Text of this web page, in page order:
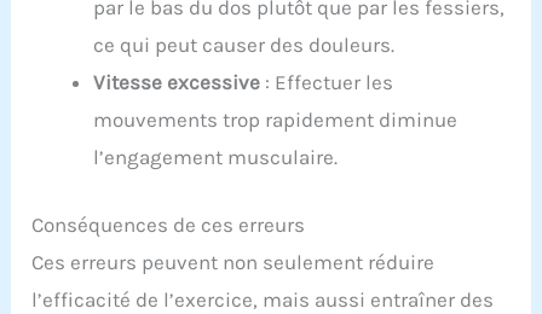
par le bas du dos plutôt que par les fessiers,
ce qui peut causer des douleurs.
Vitesse excessive : Effectuer les
mouvements trop rapidement diminue
l’engagement musculaire.
Conséquences de ces erreurs
Ces erreurs peuvent non seulement réduire
l’efficacité de l’exercice, mais aussi entraîner des